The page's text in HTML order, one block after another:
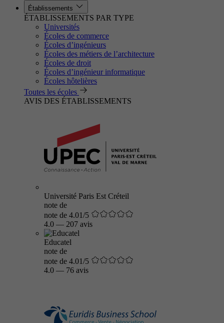
Établissements
ÉTABLISSEMENTS PAR TYPE
Universités
Écoles de commerce
Écoles d’ingénieurs
Écoles des métiers de l’architecture
Écoles de droit
Écoles d’ingénieur informatique
Écoles hôtelières
Toutes les écoles
AVIS DES ÉTABLISSEMENTS
Université Paris Est Créteil
note de
note de 4.01/5
4.0 — 207 avis
Educatel
note de
note de 4.01/5
4.0 — 76 avis